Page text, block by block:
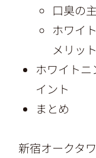
口臭の
ホワイ
メリット
ホワイト
イント
まとめ
新宿オークタ